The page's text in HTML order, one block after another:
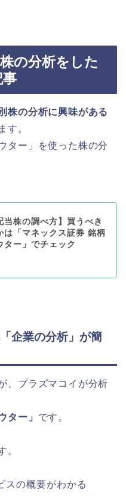
の分析をした
株の分析に興味がある
す。
ター」を使った株の分
当株の調べ方】買うべき
は「マネックス証券 銘柄
ター」でチェック
企業の分析」が簡
、プラズマコイが分析
ター」 です。
。
スの概要がわかる